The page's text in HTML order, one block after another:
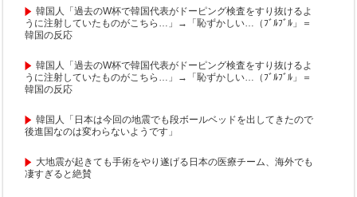
韓国人「過去のW杯で韓国代表がドーピング検査をすり抜けるよ
うに注射していたものがこちら…」→「恥ずかしい…（ﾌﾞﾙﾌﾞﾙ」＝
韓国の反応
韓国人「過去のW杯で韓国代表がドーピング検査をすり抜けるよ
うに注射していたものがこちら…」→「恥ずかしい…（ﾌﾞﾙﾌﾞﾙ」＝
韓国の反応
韓国人「日本は今回の地震でも段ボールベッドを出してきたので
後進国なのは変わらないようです」
大地震が起きても手術をやり遂げる日本の医療チーム、海外でも
凄すぎると絶賛